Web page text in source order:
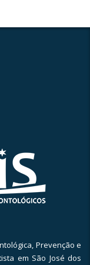
Prevenção e
em São José dos